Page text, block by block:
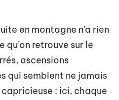
en montagne n’a rien
qu’on retrouve sur le
ascensions
qui semblent ne jamais
: ici, chaque